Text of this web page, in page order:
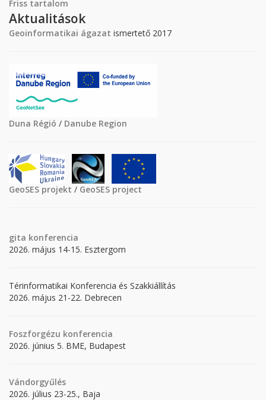
Friss tartalom
Aktualitások
Geoinformatikai ágazat ismertető 2017
Duna Régió / Danube Region
GeoSES projekt / GeoSES project
gita konferencia
2026. május 14-15. Esztergom
Térinformatikai Konferencia és Szakkiállítás
2026. május 21-22. Debrecen
Foszforgézu konferencia
2026. június 5. BME, Budapest
Vándorgyűlés
2026. július 23-25., Baja